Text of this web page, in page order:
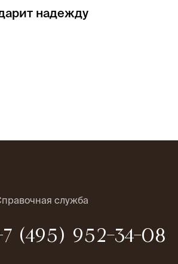
надежду
служба
(495) 952-34-08